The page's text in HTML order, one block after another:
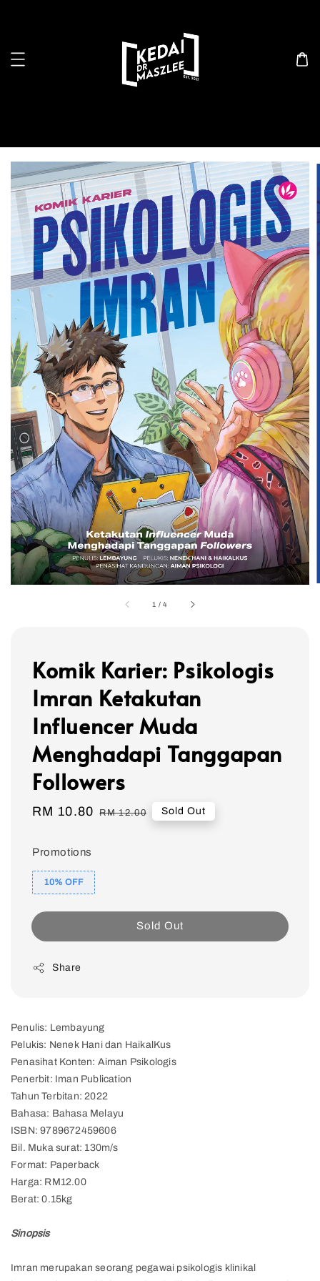
1 /4
Komik Karier: Psikologis
Imran Ketakutan
Influencer Muda
Menghadapi Tanggapan
Followers
Sale
RM 10.80 Regular
RM 12.00 Sold Out
Promotions
10% OFF
Sold Out
Share
Penulis: Lembayung
Pelukis: Nenek Hani dan HaikalKus
Penasihat Konten: Aiman Psikologis
Penerbit: Iman Publication
Tahun Terbitan: 2022
Bahasa: Bahasa Melayu
ISBN: 9789672459606
Bil. Muka surat: 130m/s
Format: Paperback
Harga: RM12.00
Berat: 0.15kg
Sinopsis
Imran merupakan seorang pegawai psikologis klinikal